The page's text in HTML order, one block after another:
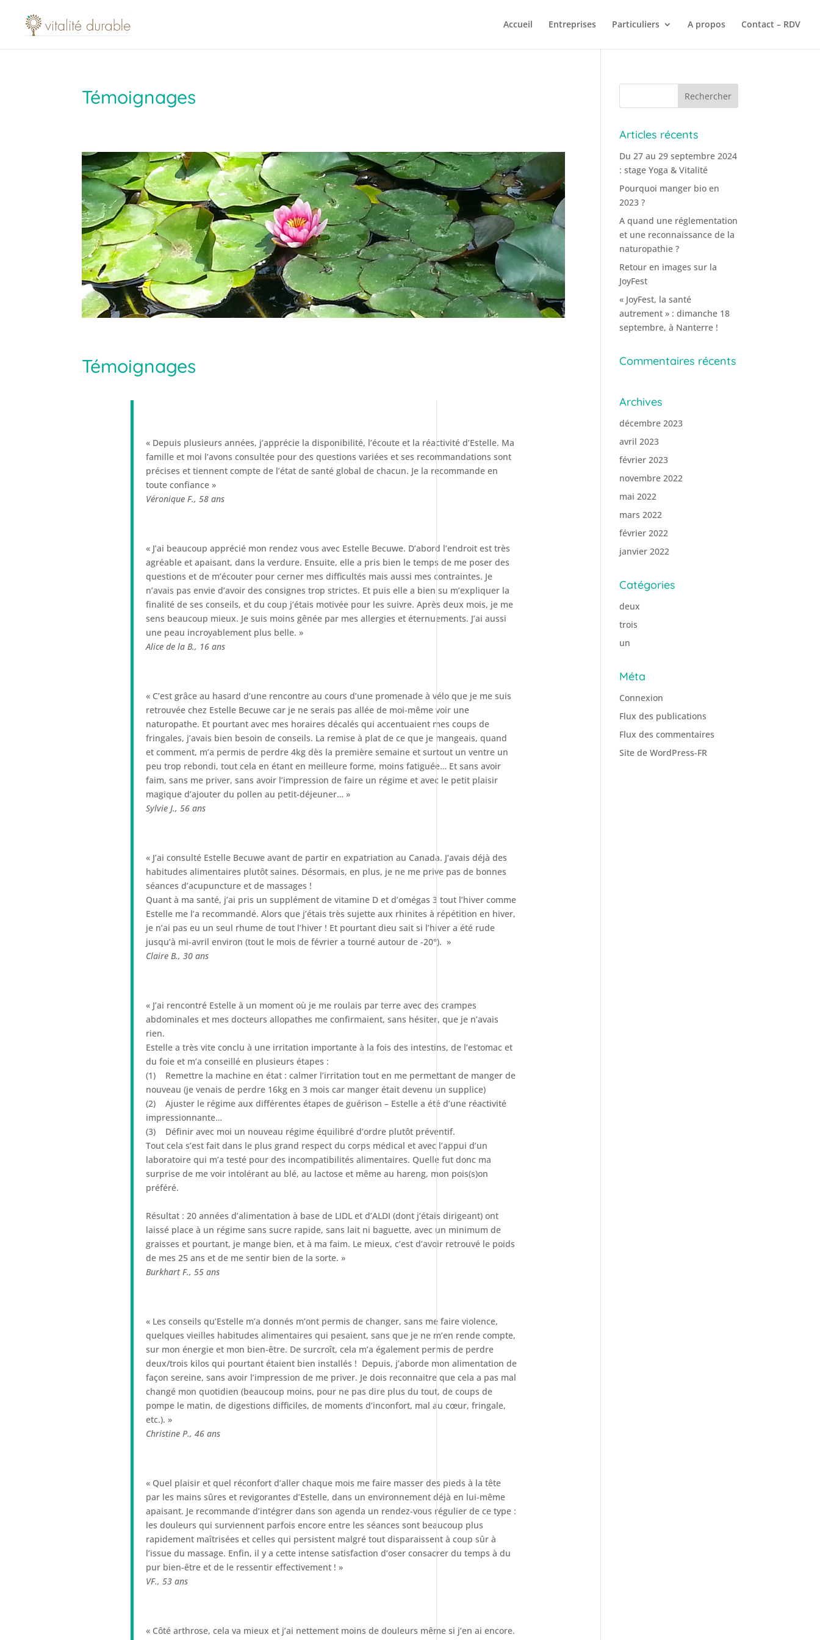
Accueil Entreprises Particuliers A propos Contact – RDV
Témoignages
Témoignages
« Depuis plusieurs années, j’apprécie la disponibilité, l’écoute et la réactivité d’Estelle. Ma
famille et moi l’avons consultée pour des questions variées et ses recommandations sont
précises et tiennent compte de l’état de santé global de chacun. Je la recommande en
toute confiance »
Véronique F., 58 ans
« J’ai beaucoup apprécié mon rendez vous avec Estelle Becuwe. D’abord l’endroit est très
agréable et apaisant, dans la verdure. Ensuite, elle a pris bien le temps de me poser des
questions et de m’écouter pour cerner mes difficultés mais aussi mes contraintes. Je
n’avais pas envie d’avoir des consignes trop strictes. Et puis elle a bien su m’expliquer la
finalité de ses conseils, et du coup j’étais motivée pour les suivre. Après deux mois, je me
sens beaucoup mieux. Je suis moins gênée par mes allergies et éternuements. J’ai aussi
une peau incroyablement plus belle. »
Alice de la B., 16 ans
« C’est grâce au hasard d’une rencontre au cours d’une promenade à vélo que je me suis
retrouvée chez Estelle Becuwe car je ne serais pas allée de moi-même voir une
naturopathe. Et pourtant avec mes horaires décalés qui accentuaient mes coups de
fringales, j’avais bien besoin de conseils. La remise à plat de ce que je mangeais, quand
et comment, m’a permis de perdre 4kg dès la première semaine et surtout un ventre un
peu trop rebondi, tout cela en étant en meilleure forme, moins fatiguée… Et sans avoir
faim, sans me priver, sans avoir l’impression de faire un régime et avec le petit plaisir
magique d’ajouter du pollen au petit-déjeuner… »
Sylvie J., 56 ans
« J’ai consulté Estelle Becuwe avant de partir en expatriation au Canada. J’avais déjà des
habitudes alimentaires plutôt saines. Désormais, en plus, je ne me prive pas de bonnes
séances d’acupuncture et de massages !
Quant à ma santé, j’ai pris un supplément de vitamine D et d’omégas 3 tout l’hiver comme
Estelle me l’a recommandé. Alors que j’étais très sujette aux rhinites à répétition en hiver,
je n’ai pas eu un seul rhume de tout l’hiver ! Et pourtant dieu sait si l’hiver a été rude
jusqu’à mi-avril environ (tout le mois de février a tourné autour de -20°). »
Claire B., 30 ans
« J’ai rencontré Estelle à un moment où je me roulais par terre avec des crampes
abdominales et mes docteurs allopathes me confirmaient, sans hésiter, que je n’avais
rien.
Estelle a très vite conclu à une irritation importante à la fois des intestins, de l’estomac et
du foie et m’a conseillé en plusieurs étapes :
(1) Remettre la machine en état : calmer l’irritation tout en me permettant de manger de
nouveau (je venais de perdre 16kg en 3 mois car manger était devenu un supplice)
(2) Ajuster le régime aux différentes étapes de guérison – Estelle a été d’une réactivité
impressionnante…
(3) Définir avec moi un nouveau régime équilibré d’ordre plutôt préventif.
Tout cela s’est fait dans le plus grand respect du corps médical et avec l’appui d’un
laboratoire qui m’a testé pour des incompatibilités alimentaires. Quelle fut donc ma
surprise de me voir intolérant au blé, au lactose et même au hareng, mon pois(s)on
préféré.
Résultat : 20 années d’alimentation à base de LIDL et d’ALDI (dont j’étais dirigeant) ont
laissé place à un régime sans sucre rapide, sans lait ni baguette, avec un minimum de
graisses et pourtant, je mange bien, et à ma faim. Le mieux, c’est d’avoir retrouvé le poids
de mes 25 ans et de me sentir bien de la sorte. »
Burkhart F., 55 ans
« Les conseils qu’Estelle m’a donnés m’ont permis de changer, sans me faire violence,
quelques vieilles habitudes alimentaires qui pesaient, sans que je ne m’en rende compte,
sur mon énergie et mon bien-être. De surcroît, cela m’a également permis de perdre
deux/trois kilos qui pourtant étaient bien installés ! Depuis, j’aborde mon alimentation de
façon sereine, sans avoir l’impression de me priver. Je dois reconnaitre que cela a pas mal
changé mon quotidien (beaucoup moins, pour ne pas dire plus du tout, de coups de
pompe le matin, de digestions difficiles, de moments d’inconfort, mal au cœur, fringale,
etc.). »
Christine P., 46 ans
« Quel plaisir et quel réconfort d’aller chaque mois me faire masser des pieds à la tête
par les mains sûres et revigorantes d’Estelle, dans un environnement déjà en lui-même
apaisant. Je recommande d’intégrer dans son agenda un rendez-vous régulier de ce type :
les douleurs qui surviennent parfois encore entre les séances sont beaucoup plus
rapidement maîtrisées et celles qui persistent malgré tout disparaissent à coup sûr à
l’issue du massage. Enfin, il y a cette intense satisfaction d’oser consacrer du temps à du
pur bien-être et de le ressentir effectivement ! »
VF., 53 ans
« Côté arthrose, cela va mieux et j’ai nettement moins de douleurs même si j’en ai encore.
Articles récents
Du 27 au 29 septembre 2024
: stage Yoga & Vitalité
Pourquoi manger bio en
2023 ?
A quand une réglementation
et une reconnaissance de la
naturopathie ?
Retour en images sur la
JoyFest
« JoyFest, la santé
autrement » : dimanche 18
septembre, à Nanterre !
Commentaires récents
Archives
décembre 2023
avril 2023
février 2023
novembre 2022
mai 2022
mars 2022
février 2022
janvier 2022
Catégories
deux
trois
un
Méta
Connexion
Flux des publications
Flux des commentaires
Site de WordPress-FR